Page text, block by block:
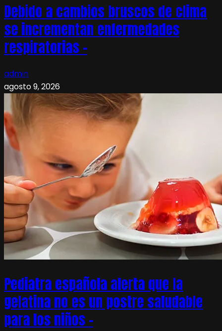
Debido a cambios bruscos de clima
se incrementan enfermedades
respiratorias –
admin
agosto 9, 2026
Pediatra española alerta que la
gelatina no es un postre saludable
para los niños –